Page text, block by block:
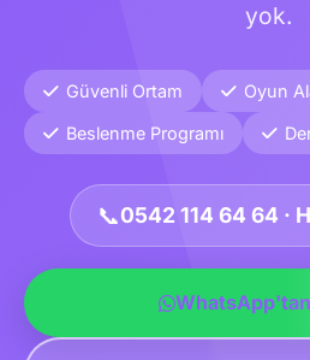
yok.
Güvenli Ortam Oyun
Beslenme Programı
📞0542 114 64 64 ·